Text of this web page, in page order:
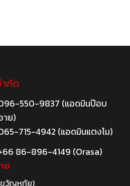
กัด
550-9837 (แอดมินป๊อบ
าย)
715-4942 (แอดมินแตงโม)
86-896-4149 (Orasa)
ย
วัญหทัย)